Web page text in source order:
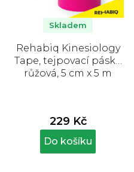
Rehabiq Kinesiology
Tape, tejpovací páska
růžová, 5 cm x 5 m
Skladem
229 Kč
Do košíku